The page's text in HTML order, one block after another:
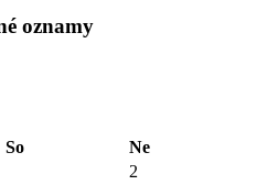
oznamy
So
Ne
2